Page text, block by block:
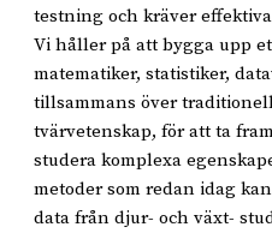
testning och kräver
Vi håller på att bygga upp
matematiker, statistiker,
tillsammans över
tvärvetenskap, för att ta
studera komplexa
metoder som redan idag
data från djur- och växt-